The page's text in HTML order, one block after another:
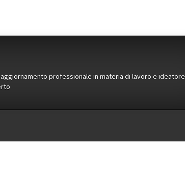
professionale in materia di lavoro e ideatore